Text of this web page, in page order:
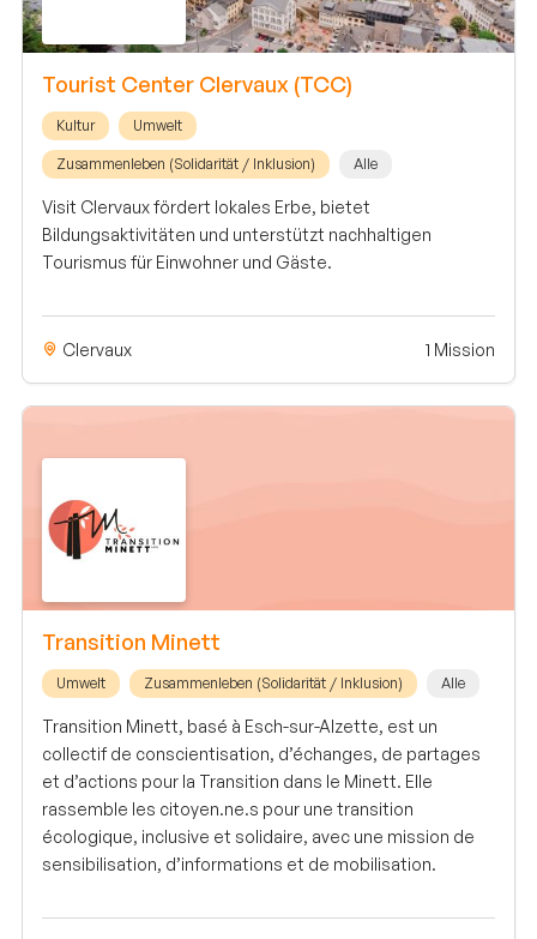
Tourist Center Clervaux (TCC)
Kultur Umwelt
Zusammenleben (Solidarität / Inklusion) Alle
Visit Clervaux fördert lokales Erbe, bietet
Bildungsaktivitäten und unterstützt nachhaltigen
Tourismus für Einwohner und Gäste.
Clervaux 1 Mission
Transition Minett
Umwelt Zusammenleben (Solidarität / Inklusion) Alle
Transition Minett, basé à Esch-sur-Alzette, est un
collectif de conscientisation, d’échanges, de partages
et d’actions pour la Transition dans le Minett. Elle
rassemble les citoyen.ne.s pour une transition
écologique, inclusive et solidaire, avec une mission de
sensibilisation, d’informations et de mobilisation.